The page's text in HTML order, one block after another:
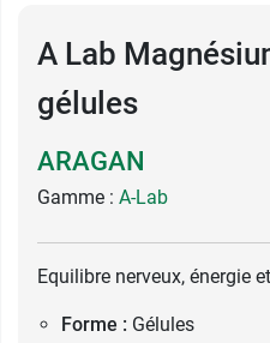
A Lab
gélules
ARAGAN
Gamme : A-Lab
Equilibre nerveux, énergie
Forme : Gélules